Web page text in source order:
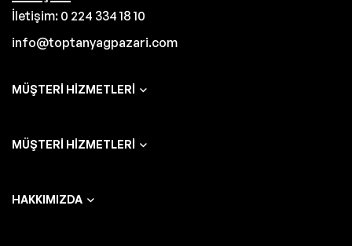
İletişim: 0 224 334 18 10
info@toptanyagpazari.com
MÜŞTERI HIZMETLERI
MÜŞTERI HIZMETLERI
HAKKIMIZDA